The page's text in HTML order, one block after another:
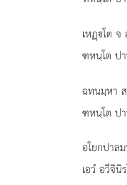
เหฏฺโต
ฑหนฺโต ป
ฉทนมฺหา
ฑหนฺโต ป
อโยกปาล
เอวํ อวีจินิ